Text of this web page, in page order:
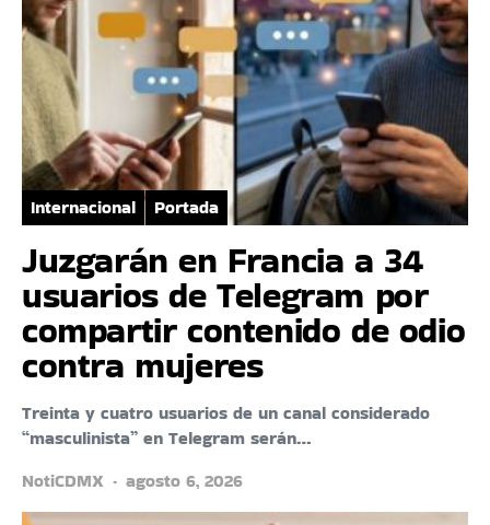
Internacional Portada
Juzgarán en Francia a 34
usuarios de Telegram por
compartir contenido de odio
contra mujeres
Treinta y cuatro usuarios de un canal considerado
“masculinista” en Telegram serán…
NotiCDMX
agosto 6, 2026